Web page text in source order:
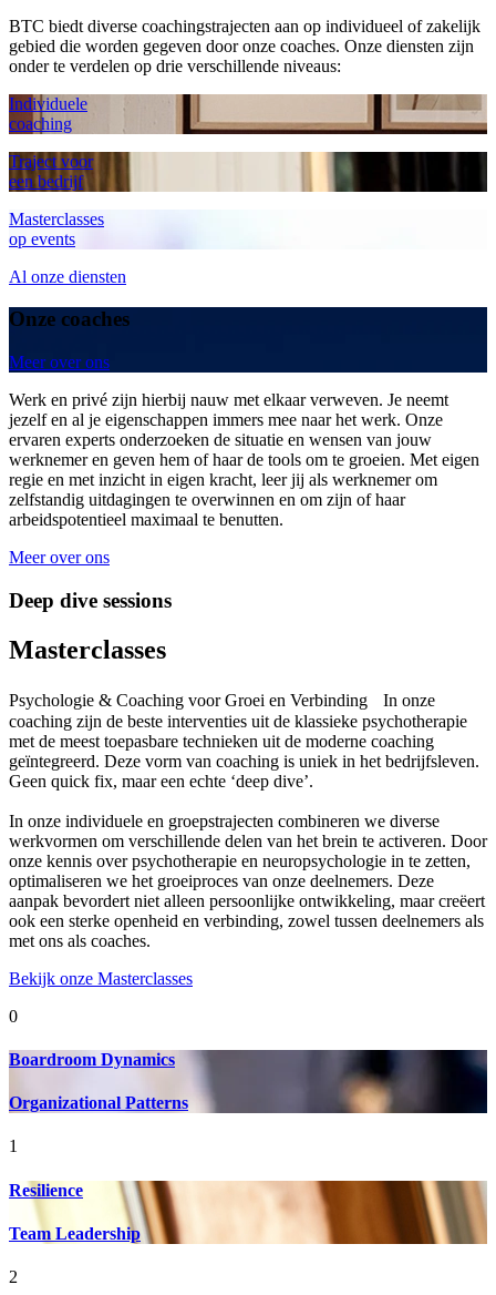
BTC biedt diverse coachingstrajecten aan op individueel of zakelijk
gebied die worden gegeven door onze coaches. Onze diensten zijn
onder te verdelen op drie verschillende niveaus:
Individuele
coaching
Traject voor
een bedrijf
Masterclasses
op events
Al onze diensten
Onze coaches
Meer over ons
Werk en privé zijn hierbij nauw met elkaar verweven. Je neemt
jezelf en al je eigenschappen immers mee naar het werk. Onze
ervaren experts onderzoeken de situatie en wensen van jouw
werknemer en geven hem of haar de tools om te groeien. Met eigen
regie en met inzicht in eigen kracht, leer jij als werknemer om
zelfstandig uitdagingen te overwinnen en om zijn of haar
arbeidspotentieel maximaal te benutten.
Meer over ons
Deep dive sessions
Masterclasses
Psychologie & Coaching voor Groei en Verbinding In onze
coaching zijn de beste interventies uit de klassieke psychotherapie
met de meest toepasbare technieken uit de moderne coaching
geïntegreerd. Deze vorm van coaching is uniek in het bedrijfsleven.
Geen quick fix, maar een echte ‘deep dive’.
In onze individuele en groepstrajecten combineren we diverse
werkvormen om verschillende delen van het brein te activeren. Door
onze kennis over psychotherapie en neuropsychologie in te zetten,
optimaliseren we het groeiproces van onze deelnemers. Deze
aanpak bevordert niet alleen persoonlijke ontwikkeling, maar creëert
ook een sterke openheid en verbinding, zowel tussen deelnemers als
met ons als coaches.
Bekijk onze Masterclasses
0
Boardroom Dynamics
Organizational Patterns
1
Resilience
Team Leadership
2